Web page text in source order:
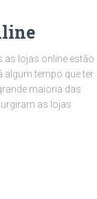
lojas online estão
algum tempo que ter
maioria das
as lojas